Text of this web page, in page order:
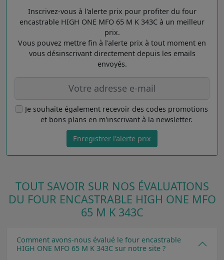
Inscrivez-vous à l'alerte prix pour profiter du four
encastrable HIGH ONE MFO 65 M K 343C à un meilleur
prix.
Vous pouvez mettre fin à l'alerte prix à tout moment en
vous désinscrivant directement depuis les emails
envoyés.
Je souhaite également recevoir des codes promotions
et bons plans en m'inscrivant à la newsletter.
Enregistrer l'alerte prix
TOUT SAVOIR SUR NOS ÉVALUATIONS
DU FOUR ENCASTRABLE HIGH ONE MFO
65 M K 343C
Comment avons-nous évalué le four encastrable
HIGH ONE MFO 65 M K 343C sur notre site ?